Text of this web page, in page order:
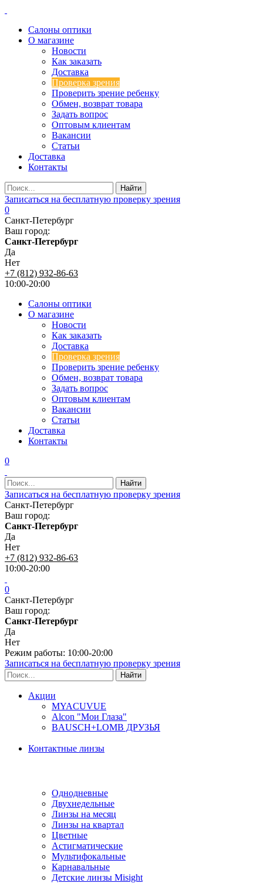
Салоны оптики
О магазине
Новости
Как заказать
Доставка
Проверка зрения
Проверить зрение ребенку
Обмен, возврат товара
Задать вопрос
Оптовым клиентам
Вакансии
Статьи
Доставка
Контакты
Записаться на бесплатную проверку зрения
0
Санкт-Петербург
Ваш город:
Санкт-Петербург
Да
Нет
+7 (812) 932-86-63
10:00-20:00
Салоны оптики
О магазине
Новости
Как заказать
Доставка
Проверка зрения
Проверить зрение ребенку
Обмен, возврат товара
Задать вопрос
Оптовым клиентам
Вакансии
Статьи
Доставка
Контакты
0
Записаться на бесплатную проверку зрения
Санкт-Петербург
Ваш город:
Санкт-Петербург
Да
Нет
+7 (812) 932-86-63
10:00-20:00
0
Санкт-Петербург
Ваш город:
Санкт-Петербург
Да
Нет
Режим работы: 10:00-20:00
Записаться на бесплатную проверку зрения
Акции
MYACUVUE
Alcon "Мои Глаза"
BAUSCH+LOMB ДРУЗЬЯ
Контактные линзы
Однодневные
Двухнедельные
Линзы на месяц
Линзы на квартал
Цветные
Астигматические
Мультифокальные
Карнавальные
Детские линзы Misight